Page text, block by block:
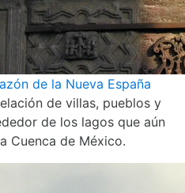
de la Nueva España
de villas, pueblos y
de los lagos que aún
Cuenca de México.